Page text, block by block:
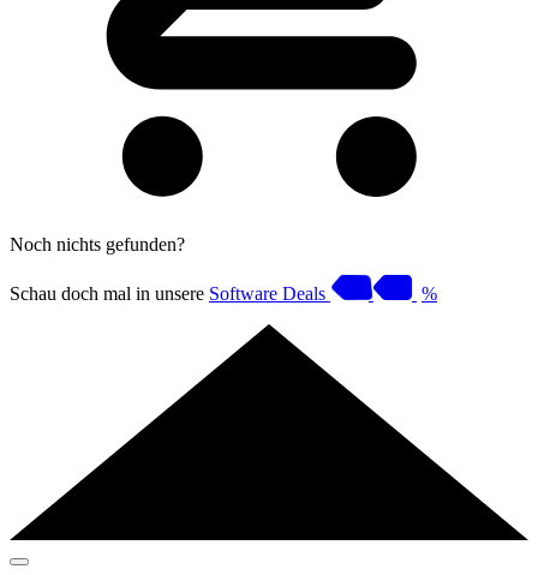
Noch nichts gefunden?
Schau doch mal in unsere Software Deals %